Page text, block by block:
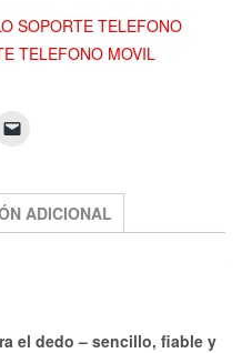
SOPORTE TELEFONO
TELEFONO MOVIL
ADICIONAL
el dedo – sencillo, fiable y